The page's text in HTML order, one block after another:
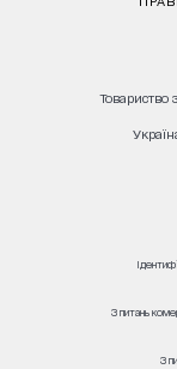
Товариство
З питань
З